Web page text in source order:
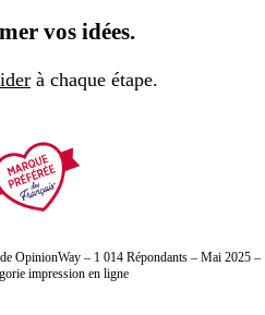
vos idées.
à chaque étape.
OpinionWay – 1 014 Répondants – Mai 2025 –
impression en ligne